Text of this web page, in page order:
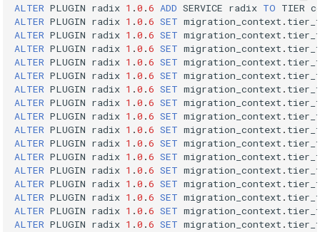
hlen
hmget
hmset
hscan
hset
hvals
Команды для множеств
ALTER PLUGIN radix 1 .0 .6 ADD SERVICE radix TO TIER
ALTER PLUGIN radix 1 .0 .6 SET migration_context .
ALTER PLUGIN radix 1 .0 .6 SET migration_context .
ALTER PLUGIN radix 1 .0 .6 SET migration_context .
ALTER PLUGIN radix 1 .0 .6 SET migration_context .
ALTER PLUGIN radix 1 .0 .6 SET migration_context .
ALTER PLUGIN radix 1 .0 .6 SET migration_context .
ALTER PLUGIN radix 1 .0 .6 SET migration_context .
ALTER PLUGIN radix 1 .0 .6 SET migration_context .
ALTER PLUGIN radix 1 .0 .6 SET migration_context .
ALTER PLUGIN radix 1 .0 .6 SET migration_context .
ALTER PLUGIN radix 1 .0 .6 SET migration_context .
ALTER PLUGIN radix 1 .0 .6 SET migration_context .
ALTER PLUGIN radix 1 .0 .6 SET migration_context .
ALTER PLUGIN radix 1 .0 .6 SET migration_context .
ALTER PLUGIN radix 1 .0 .6 SET migration_context .
ALTER PLUGIN radix 1 .0 .6 SET migration_context .